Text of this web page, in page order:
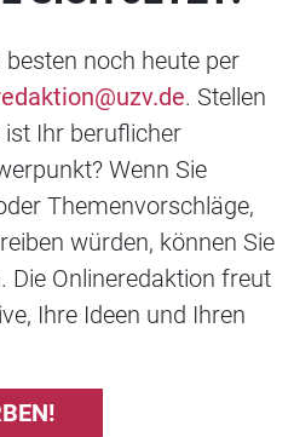
noch heute per
. Stellen
Ihr beruflicher
Wenn Sie
Themenvorschläge,
würden, können Sie
Die Onlineredaktion freut
Ihre Ideen und Ihren